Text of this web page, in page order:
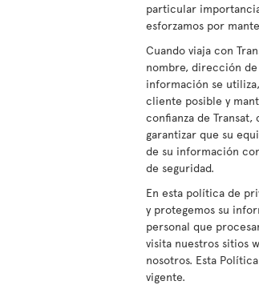
particular
esforzamos por
Cuando viaja con
nombre, dirección
información se
cliente posible y
confianza de
garantizar que su
de su información
de seguridad.
En esta política de
y protegemos su
personal que
visita nuestros sitios
nosotros. Esta
vigente.